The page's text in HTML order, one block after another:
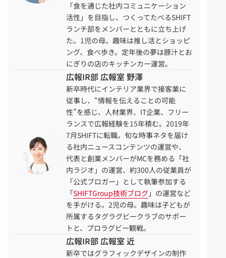
「食を通じた社内コミュニケーション
活性」を目指し、つくってたべるSHIFT
ランチ部をメンバーとともに立ち上げ
た。1児の母。趣味は推し活とショッピ
ング、食べ歩き。定年後の夢は豚汁とお
にぎりの店のキッチンカー運営。
広報IR部 広報室 野澤
新卒時代にインテリア業界で接客業に
従事し、“情報を伝えることの可能
性”を感じ、人材業界、IT企業、フリー
ランスで広報経験を15年積む。2019年
7月SHIFTに転職。旬な時事ネタを届け
る社内ニュースコンテンツの運営や、
代表と創業メンバーがMCを務める「社
内ラジオ」の運営、約300人の従業員が
「公式ブロガー」として執筆参加する
「SHIFTGroup技術ブログ」の運営など
を手がける。2児の母。趣味は子どもが
所属するタグラグビークラブのサポー
トと、プロラグビー観戦。
広報IR部 広報室 近
新卒ではグラフィックデザインの制作